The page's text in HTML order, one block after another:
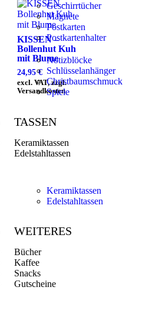
Geschirrtücher
Magnete
Postkarten
Postkartenhalter
Notizblöcke
Schlüsselanhänger
Christbaumschmuck
Spiele
TASSEN
Keramiktassen
Edelstahltassen
Keramiktassen
Edelstahltassen
WEITERES
Bücher
Kaffee
Snacks
Gutscheine
KISSEN –
Bollenhut Kuh
mit Blume
24,95€
excl. VAT, zzgl.
Versandkosten